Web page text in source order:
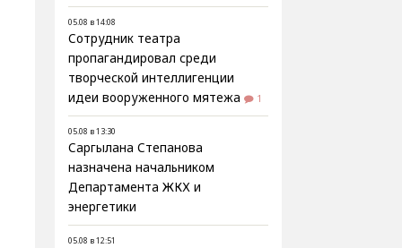
05.08 в 14:08
Сотрудник театра
пропагандировал среди
творческой интеллигенции
идеи вооруженного мятежа
1
05.08 в 13:30
Саргылана Степанова
назначена начальником
Департамента ЖКХ и
энергетики
05.08 в 12:51